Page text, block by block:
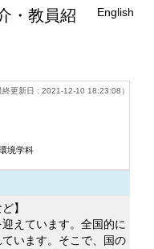
・教員紹
English
終更新日 : 2021-12-10 18:23:08）
境学科
】
えています。全国的に
います。そこで、国の